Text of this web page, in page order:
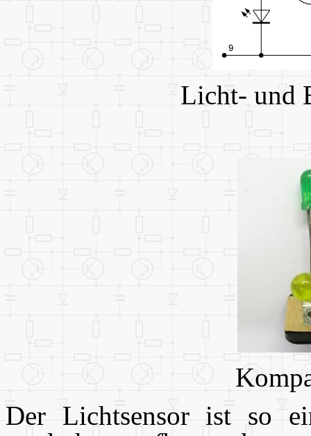
Licht- und
Der Lichtsensor ist so